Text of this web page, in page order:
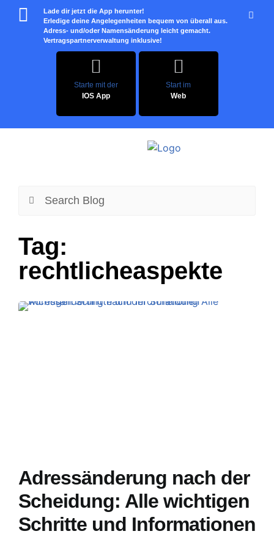
Lade dir jetzt die App herunter!
Erledige deine Angelegenheiten bequem von überall aus.
Adress- und/oder Namensänderung leicht gemacht.
Vertragspartnerverwaltung inklusive!
Starte mit der
IOS App
Start im
Web
Tag:
rechtlicheaspekte
Adressänderung nach der
Scheidung: Alle wichtigen
Schritte und Informationen